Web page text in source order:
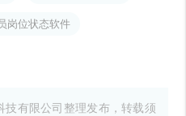
岗位状态软件
技有限公司整理发布，转载须